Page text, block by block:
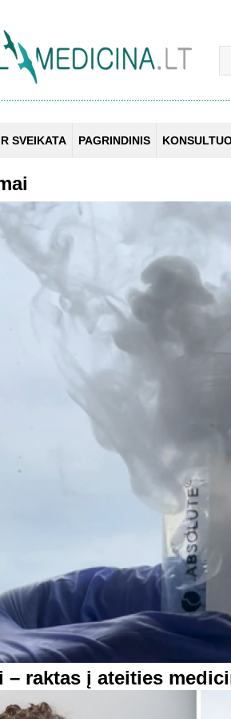
SVEIKATA PAGRINDINIS
– raktas į ateities